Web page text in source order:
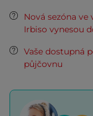
Nová sezóna
Irbiso vynesou
Vaše dostupná
půjčovnu